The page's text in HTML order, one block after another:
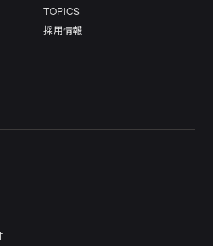
TOPICS
採用情報